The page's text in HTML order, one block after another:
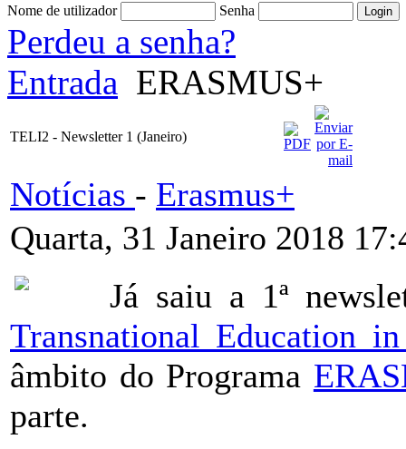
Nome de utilizador Senha
Perdeu a senha?
Entrada ERASMUS+
TELI2 - Newsletter 1 (Janeiro)
Notícias - Erasmus+
Quarta, 31 Janeiro 2018
Já saiu a 1ª
Transnational Education
âmbito do Programa
parte.